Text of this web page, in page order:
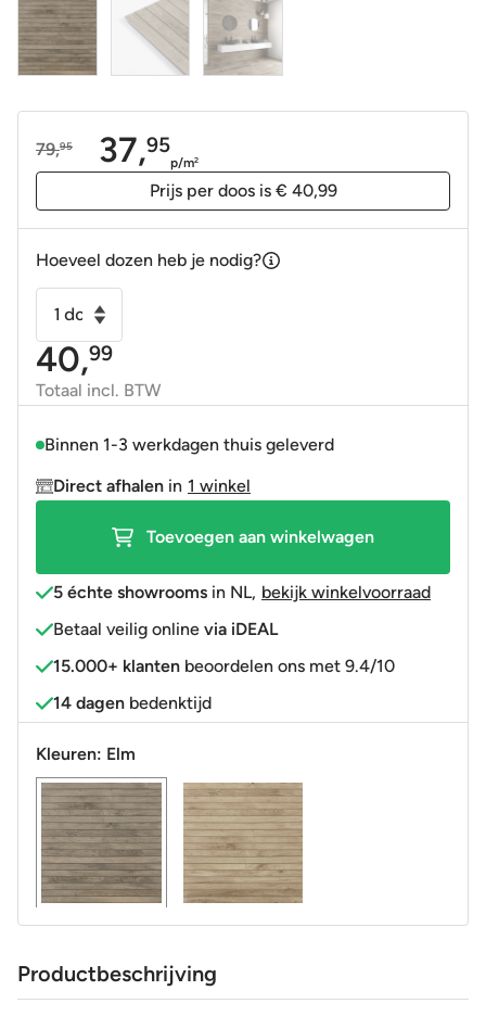
79,95
Oorspronkelijke
37,95
Huidige
p/m2
Prijs per doos is € 40,99
Hoeveel dozen heb je nodig?
wandpaneel
Nordwall
elm
33x100
gerectificeerd
aantal
40,99
Totaal incl. BTW
Binnen 1-3 werkdagen thuis geleverd
Direct afhalen in 1 winkel
Toevoegen aan winkelwagen
5 échte showrooms in NL, bekijk winkelvoorraad
Betaal veilig online via iDEAL
15.000+ klanten beoordelen ons met 9.4/10
14 dagen bedenktijd
Kleuren: Elm
Productbeschrijving